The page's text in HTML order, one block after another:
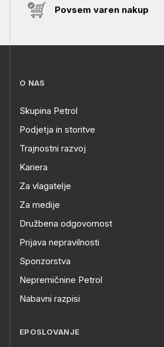
Povsem varen nakup
O NAS
Skupina Petrol
Podjetja in storitve
Trajnostni razvoj
Kariera
Za vlagatelje
Za medije
Družbena odgovornost
Prijava nepravilnosti
Sponzorstva
Nepremičnine Petrol
Nabavni razpisi
EPOSLOVANJE